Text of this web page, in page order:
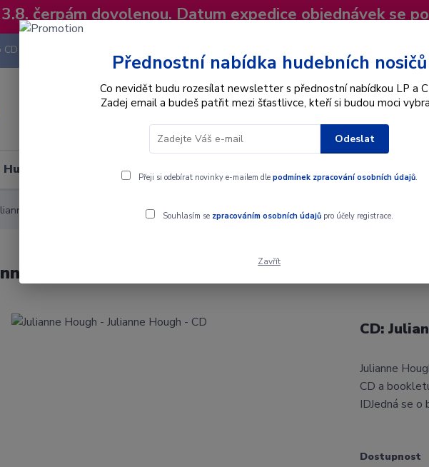
čerpám dovolenou. Datum expedice objednávek se
CD
Hledat
Hudební styly Interpret Dárkové poukazy
Hough - CD
Hough - CD
CD:
Julianne
CD a
IDJedná se
Dostupnost
Přednostní nabídka hudebních nosičů
Co nevidět budu rozesílat newsletter s přednostní nabídkou LP a
Zadej email a budeš patřit mezi šťastlivce, kteří si budou moci
Odeslat
Přeji si odebírat novinky e-mailem dle podmínek zpracování osobních údajů.
Souhlasím se zpracováním osobních údajůpro účely registrace.
Zavřít